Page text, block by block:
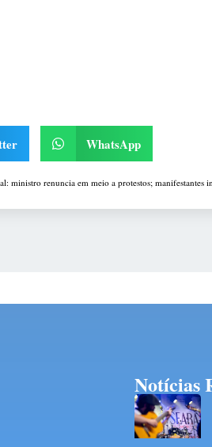
WhatsApp
Notícias